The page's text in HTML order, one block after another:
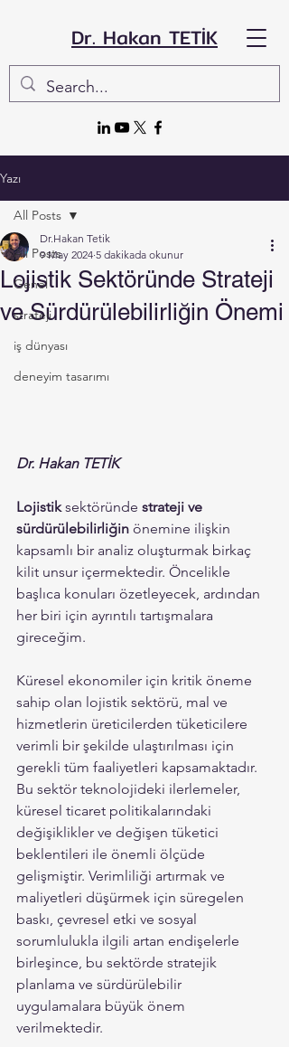
Dr. Hakan TETİK
Yazı
All Posts
Genel
strateji
iş dünyası
deneyim tasarımı
All Posts
Lojistik Sektöründe Strateji
ve Sürdürülebilirliğin Önemi
Dr.Hakan Tetik
9 May 2024 5 dakikada okunur
Dr. Hakan TETİK
Lojistik sektöründe strateji ve
sürdürülebilirliğin önemine ilişkin
kapsamlı bir analiz oluşturmak birkaç
kilit unsur içermektedir. Öncelikle
başlıca konuları özetleyecek, ardından
her biri için ayrıntılı tartışmalara
gireceğim.
Küresel ekonomiler için kritik öneme
sahip olan lojistik sektörü, mal ve
hizmetlerin üreticilerden tüketicilere
verimli bir şekilde ulaştırılması için
gerekli tüm faaliyetleri kapsamaktadır.
Bu sektör teknolojideki ilerlemeler,
küresel ticaret politikalarındaki
değişiklikler ve değişen tüketici
beklentileri ile önemli ölçüde
gelişmiştir. Verimliliği artırmak ve
maliyetleri düşürmek için süregelen
baskı, çevresel etki ve sosyal
sorumlulukla ilgili artan endişelerle
birleşince, bu sektörde stratejik
planlama ve sürdürülebilir
uygulamalara büyük önem
verilmektedir.